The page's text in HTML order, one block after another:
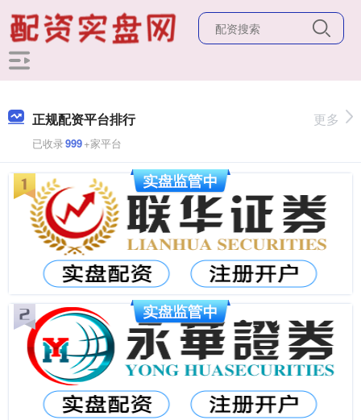
正规配资平台排行
已收录999+家平台
更多